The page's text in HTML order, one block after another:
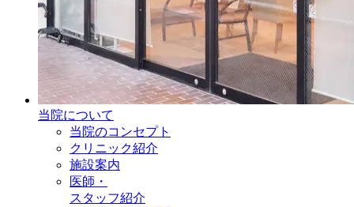
当院について
当院のコンセプト
クリニック紹介
施設案内
医師・
スタッフ紹介